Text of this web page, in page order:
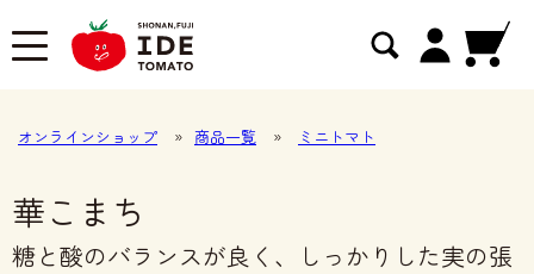
オンラインショップ » 商品一覧 » ミニトマト
華こまち
糖と酸のバランスが良く、しっかりした実の張